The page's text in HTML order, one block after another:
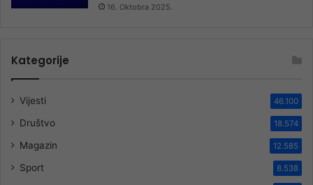
16. Oktobra 2025.
Kategorije
Vijesti 46.100
Društvo 18.574
Magazin 12.585
Sport 8.538